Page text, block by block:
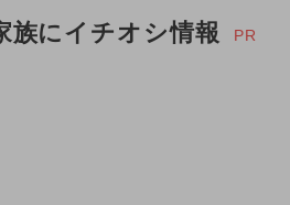
族にイチオシ情報 PR